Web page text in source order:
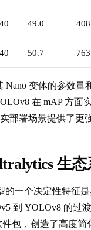
49.0
50.7
Nano 变体的参数量
在 mAP 方面
部署场景提供了更
生态
的一个决定性特征
到 YOLOv8 的过
件包，创造了高度简